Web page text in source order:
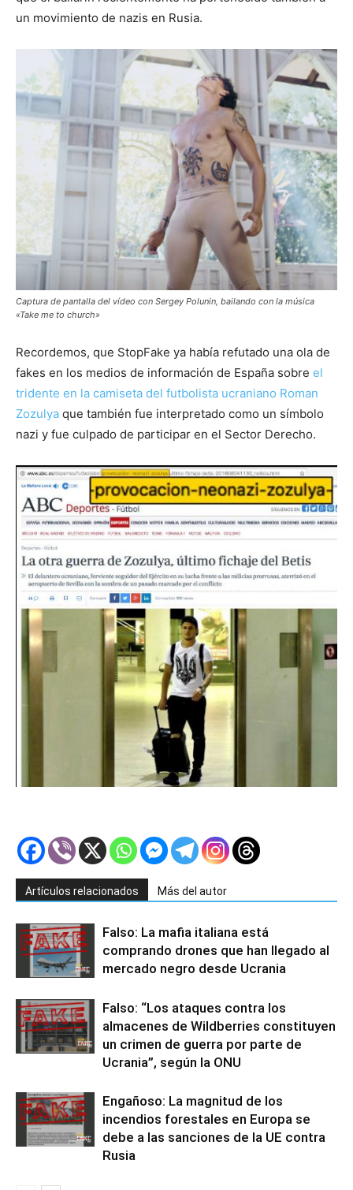
un movimiento de nazis en Rusia.
Captura de pantalla del vídeo con Sergey Polunin, bailando con la música
«Take me to church»
Recordemos, que StopFake ya había refutado una ola de
fakes en los medios de información de España sobre el
tridente en la camiseta del futbolista ucraniano Roman
Zozulya que también fue interpretado como un símbolo
nazi y fue culpado de participar en el Sector Derecho.
Artículos relacionados Más del autor
Falso: La mafia italiana está
comprando drones que han llegado al
mercado negro desde Ucrania
Falso: “Los ataques contra los
almacenes de Wildberries constituyen
un crimen de guerra por parte de
Ucrania”, según la ONU
Engañoso: La magnitud de los
incendios forestales en Europa se
debe a las sanciones de la UE contra
Rusia